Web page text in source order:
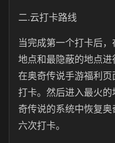
二.云打卡路线
当完成第一个打卡后
地点和最隐蔽的地点
在奥奇传说手游福利
打卡。然后进入最火
奇传说的系统中恢复
六次打卡。